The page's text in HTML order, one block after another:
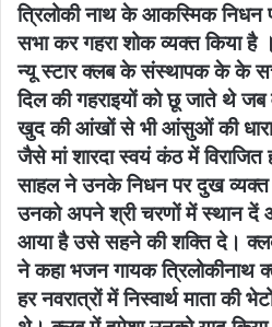
त्रिलोकी नाथ के आकस्मिक निधन
सभा कर गहरा शोक व्यक्त किया है ।
न्यू स्टार क्लब के संस्थापक के के
दिल की गहराइयों को छू जाते थे
खुद की आंखों से भी आंसुओं की
जैसे मां शारदा स्वयं कंठ में
साहल ने उनके निधन पर दुख व्यक्त
उनको अपने श्री चरणों में स्थान दें
आया है उसे सहने की शक्ति दे।
ने कहा भजन गायक त्रिलोकीनाथ
हर नवरात्रों में निस्वार्थ माता की